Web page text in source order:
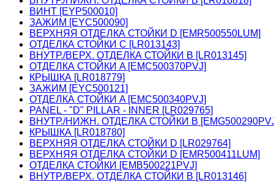
ВИНТ [EYP500010]
ЗАЖИМ [EYC500090]
ВЕРХНЯЯ ОТДЕЛКА СТОЙКИ D [EMR500550LUM]
ОТДЕЛКА СТОЙКИ C [LR013143]
ВНУТР./ВЕРХ. ОТДЕЛКА СТОЙКИ B [LR013145]
ОТДЕЛКА СТОЙКИ A [EMC500370PVJ]
КРЫШКА [LR018779]
ЗАЖИМ [EYC500121]
ОТДЕЛКА СТОЙКИ A [EMC500340PVJ]
PANEL - "D" PILLAR - INNER [LR029765]
ВНУТР./НИЖН. ОТДЕЛКА СТОЙКИ B
КРЫШКА [LR018780]
ВЕРХНЯЯ ОТДЕЛКА СТОЙКИ D [LR029764]
ВЕРХНЯЯ ОТДЕЛКА СТОЙКИ D [EMR500411LUM]
ОТДЕЛКА СТОЙКИ [EMB500221PVJ]
ВНУТР./ВЕРХ. ОТДЕЛКА СТОЙКИ B [LR013146]